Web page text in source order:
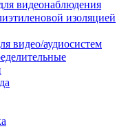
видеонаблюдения
изоляцией
видео/аудиосистем